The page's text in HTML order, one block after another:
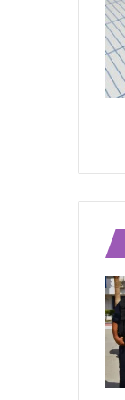
o
u
s
s
e
t
u
u
d
e
3
2
d